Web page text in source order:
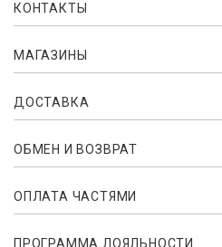
КОНТАКТЫ
МАГАЗИНЫ
ДОСТАВКА
ОБМЕН И ВОЗВРАТ
ОПЛАТА ЧАСТЯМИ
ПРОГРАММА ЛОЯЛЬНОСТИ